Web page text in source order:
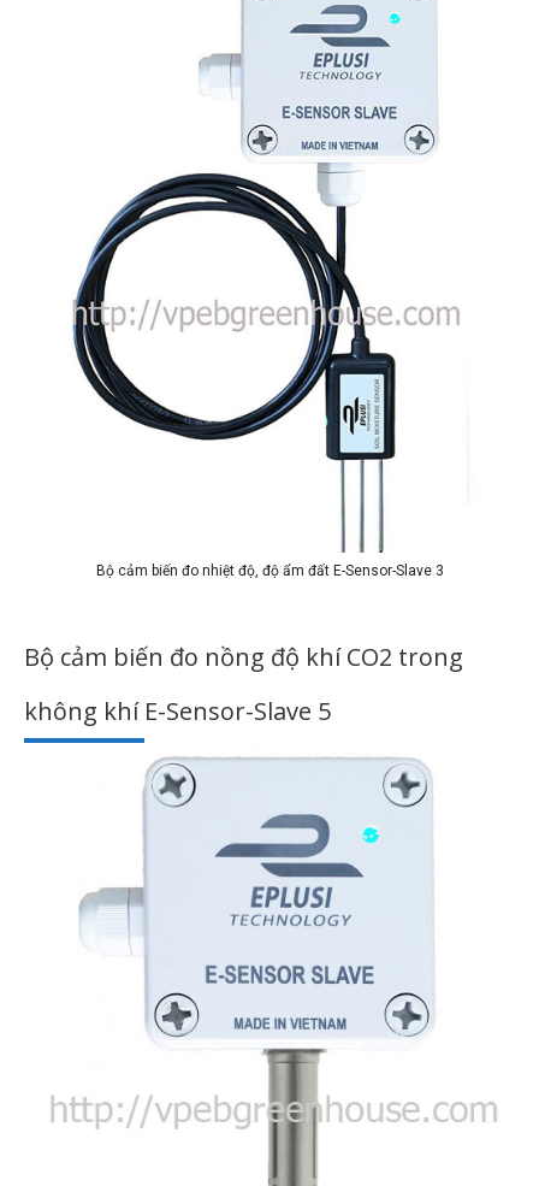
Bộ cảm biến đo nhiệt độ, độ ẩm đất E-Sensor-Slave 3
Bộ cảm biến đo nồng độ khí CO2 trong
không khí E-Sensor-Slave 5